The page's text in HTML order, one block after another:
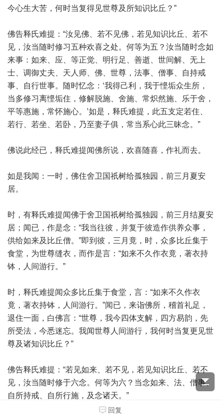
今心生大苦，何时当复得见世尊及所知识比丘？”
佛告释氏难提：“汝见佛、若不见佛，若见知识比丘、若不
见，汝当随时修习五种欢喜之处。何等为五？汝当随时念如
来事：如来、应、等正觉、明行足、善逝、世间解、无上
士、调御丈夫、天人师、佛、世尊，法事、僧事、自持戒
事、自行世事。随时忆念：‘我得己利，我于悭垢众生所，
当多修习离悭垢住，修解脱施、舍施、常炽然施、乐于舍，
平等惠施，常怀施心。’如是，释氏难提，此五支定若住、
若行、若坐、若卧，乃至妻子俱，常当系心此三昧念。”
佛说此经已，释氏难提闻佛所说，欢喜随喜，作礼而去。
如是我闻：一时，佛住舍卫国祇树给孤独园，前三月夏安
居。
时，有释氏难提闻佛于舍卫国祇树给孤独园，前三月结夏安
居；闻已，作是念：“我当往彼，并复于彼造作供养众事，
供给如来及比丘僧。”即到彼，三月竟，时，众多比丘集于
食堂，为世尊缝衣，而作是言：“如来不久作衣竟，著衣持
钵，人间游行。”
时，释氏难提闻众多比丘集于食堂，言：“如来不久作衣
竟，著衣持钵，人间游行。”闻已，来诣佛所，稽首礼足，
退住一面，白佛言：“世尊，我今四体支解，四方易韵，先
所受法，今悉迷忘。我闻世尊人间游行，我何时当复更见世
尊及诸知识比丘？”
佛告释氏难提：“若见如来、若不见，若见知识比丘、若不
见，汝当随时修于六念。何等为六？当念如来、法、僧事、
自所持戒、自所行施，及念诸天。”
回复